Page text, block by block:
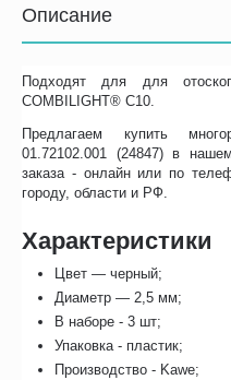
Описание
Подходят для для
COMBILIGHT® C10.
Предлагаем купить
01.72102.001 (24847) в
заказа - онлайн или по
городу, области и РФ.
Характеристики
Цвет — черный;
Диаметр — 2,5 мм;
В наборе - 3 шт;
Упаковка - пластик;
Производство - Kawe;